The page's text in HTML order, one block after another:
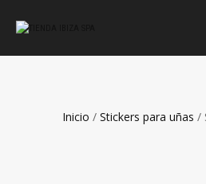
Inicio / Stickers para uñas /